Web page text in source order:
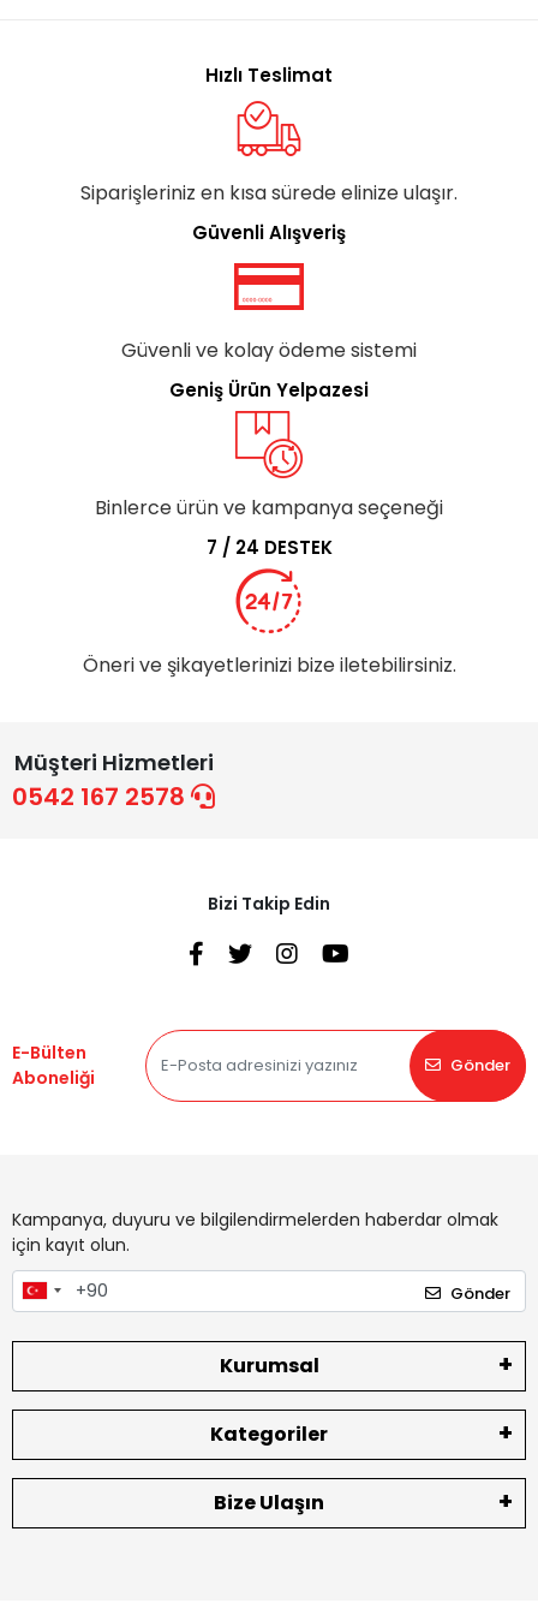
Hızlı Teslimat
Siparişleriniz en kısa sürede elinize ulaşır.
Güvenli Alışveriş
Güvenli ve kolay ödeme sistemi
Geniş Ürün Yelpazesi
Binlerce ürün ve kampanya seçeneği
7 / 24 DESTEK
Öneri ve şikayetlerinizi bize iletebilirsiniz.
Müşteri Hizmetleri
0542 167 2578
Bizi Takip Edin
E-Bülten
Aboneliği
Gönder
Kampanya, duyuru ve bilgilendirmelerden haberdar olmak
için kayıt olun.
Gönder
Kurumsal
Kategoriler
Bize Ulaşın